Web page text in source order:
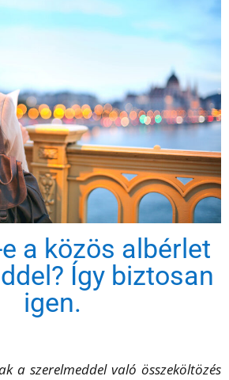
a közös albérlet
Így biztosan
igen.
a szerelmeddel való összeköltözés